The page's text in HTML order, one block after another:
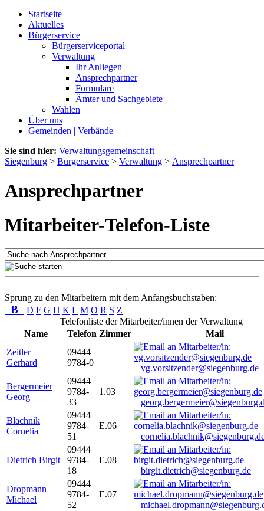
Startseite
Aktuelles
Bürgerservice
Bürgerserviceportal
Verwaltung
Ihr Anliegen
Ansprechpartner
Formulare
Ämter und Sachgebiete
Wahlen
Über uns
Gemeinden | Verbände
Sie sind hier: Verwaltungsgemeinschaft
Siegenburg > Bürgerservice > Verwaltung > Ansprechpartner
Ansprechpartner
Mitarbeiter-Telefon-Liste
Sprung zu den Mitarbeitern mit dem Anfangsbuchstaben:
B D F G H K L M O R S Z
Telefonliste der Mitarbeiter/innen der Verwaltung
Name
Telefon Zimmer
Mail
Zeitler
Gerhard
09444
9784-0
vg.vorsitzender@siegenburg.de
Bergermeier
Georg
09444
9784-
33
1.03
Blachnik
Cornelia
09444
9784-
51
E.06
Dietrich Birgit
09444
9784-
18
E.08
birgit.dietrich@siegenburg.de
Dropmann
Michael
09444
9784-
52
E.07